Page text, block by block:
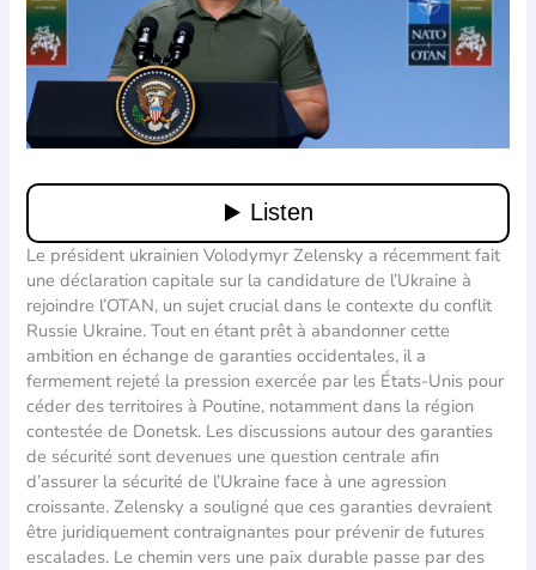
Le président ukrainien Volodymyr Zelensky a récemment fait
une déclaration capitale sur la candidature de l’Ukraine à
rejoindre l’OTAN, un sujet crucial dans le contexte du conflit
Russie Ukraine. Tout en étant prêt à abandonner cette
ambition en échange de garanties occidentales, il a
fermement rejeté la pression exercée par les États-Unis pour
céder des territoires à Poutine, notamment dans la région
contestée de Donetsk. Les discussions autour des garanties
de sécurité sont devenues une question centrale afin
d’assurer la sécurité de l’Ukraine face à une agression
croissante. Zelensky a souligné que ces garanties devraient
être juridiquement contraignantes pour prévenir de futures
escalades. Le chemin vers une paix durable passe par des